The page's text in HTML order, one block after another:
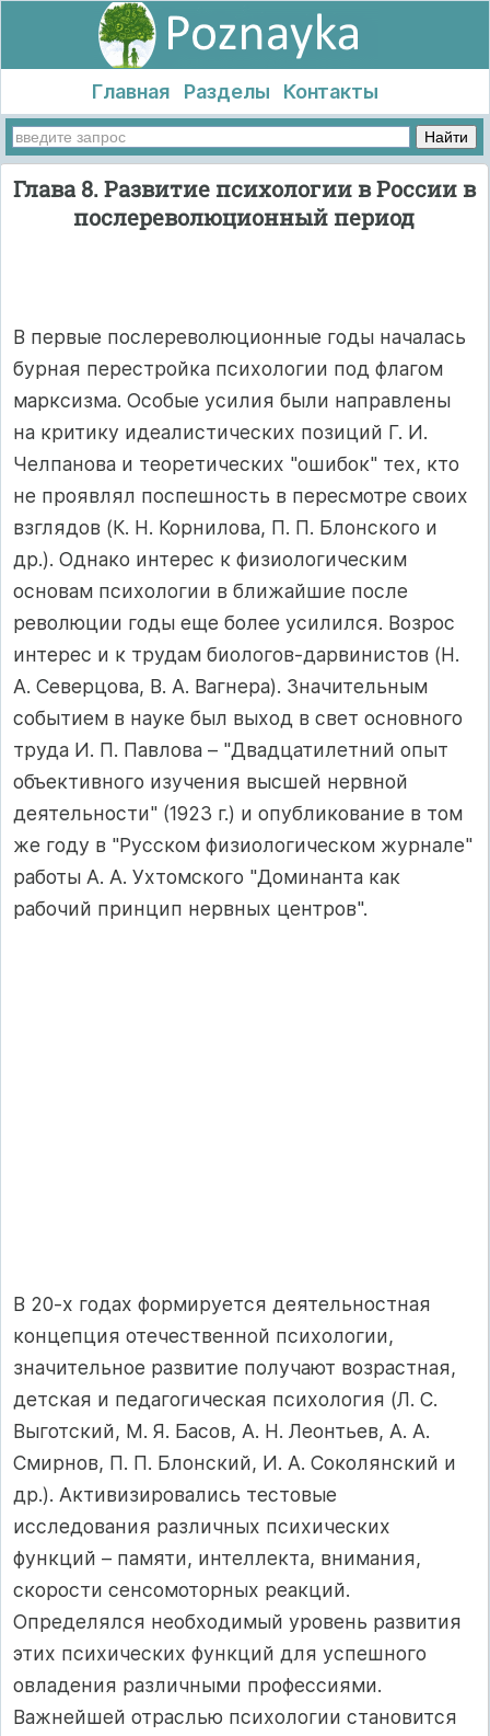
Главная Разделы Контакты
Глава 8. Развитие психологии в России в
послереволюционный период
В первые послереволюционные годы началась
бурная перестройка психологии под флагом
марксизма. Особые усилия были направлены
на критику идеалистических позиций Г. И.
Челпанова и теоретических "ошибок" тех, кто
не проявлял поспешность в пересмотре своих
взглядов (К. Н. Корнилова, П. П. Блонского и
др.). Однако интерес к физиологическим
основам психологии в ближайшие после
революции годы еще более усилился. Возрос
интерес и к трудам биологов-дарвинистов (Н.
А. Северцова, В. А. Вагнера). Значительным
событием в науке был выход в свет основного
труда И. П. Павлова – "Двадцатилетний опыт
объективного изучения высшей нервной
деятельности" (1923 г.) и опубликование в том
же году в "Русском физиологическом журнале"
работы А. А. Ухтомского "Доминанта как
рабочий принцип нервных центров".
В 20-х годах формируется деятельностная
концепция отечественной психологии,
значительное развитие получают возрастная,
детская и педагогическая психология (Л. С.
Выготский, М. Я. Басов, А. Н. Леонтьев, А. А.
Смирнов, П. П. Блонский, И. А. Соколянский и
др.). Активизировались тестовые
исследования различных психических
функций – памяти, интеллекта, внимания,
скорости сенсомоторных реакций.
Определялся необходимый уровень развития
этих психических функций для успешного
овладения различными профессиями.
Важнейшей отраслью психологии становится